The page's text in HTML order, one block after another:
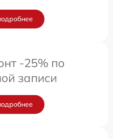
-25% по
записи